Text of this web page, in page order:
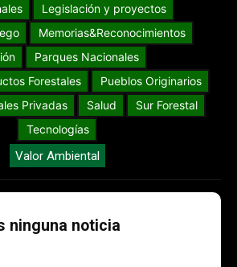
Legislación y proyectos
Memorias&Reconocimientos
Parques Nacionales
Forestales
Pueblos Originarios
Privadas
Salud
Sur Forestal
Tecnologías
Valor Ambiental
ninguna noticia